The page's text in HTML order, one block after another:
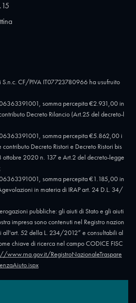
CF/PIVA IT07723780966 ha usufruito
somma percepita €2.931,00 in
Decreto Rilancio (Art.25 del decreto-l
somma percepita €5.862,00 i
Decreto Ristori e Decreto Ristori bis
ottobre 2020 n. 137 e Art.2 del decreto-legge
somma percepita €1.185,00 in
in materia di IRAP art. 24 D.L. 34/
pubbliche: gli aiuti di Stato e gli aiuti
impresa sono contenuti nel Registro nazion
all'art. 52 della L. 234/2012” e consultabili al
chiave di ricerca nel campo CODICE FISC
www.rna.gov.it/RegistroNazionaleTraspare